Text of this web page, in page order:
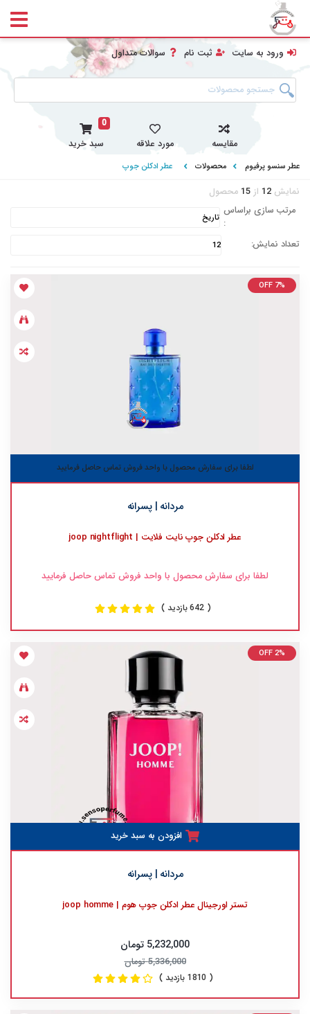
ورود به سایت ثبت نام سوالات متداول
مقایسه مورد علاقه
0
سبد خرید
عطر سنسو پرفیوم محصولات عطر ادکلن جوپ
نمایش 12 از 15 محصول
مرتب سازی براساس
:
تعداد نمایش:
OFF 7%
لطفا برای سفارش محصول با واحد فروش تماس حاصل فرمایید
مردانه | پسرانه
عطر ادکلن جوپ نایت فلایت | joop nightflight
لطفا برای سفارش محصول با واحد فروش تماس حاصل فرمایید
( 642 بازدید )
OFF 2%
افزودن به سبد خرید
مردانه | پسرانه
تستر اورجینال عطر ادکلن جوپ هوم | joop homme
5,232,000 تومان
5,336,000 تومان
( 1810 بازدید )